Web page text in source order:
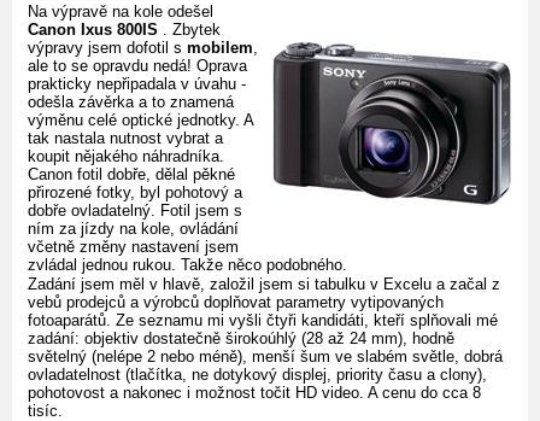
Na výpravě na kole odešel
Canon Ixus 800IS
. Zbytek
výpravy jsem dofotil s mobilem
ale to se opravdu nedá! Oprava
prakticky nepřipadala v úvahu -
odešla závěrka a to znamená
výměnu celé optické jednotky. A
tak nastala nutnost vybrat a
koupit nějakého náhradníka.
Canon fotil dobře, dělal pěkné
přirozené fotky, byl pohotový a
dobře ovladatelný. Fotil jsem s
ním za jízdy na kole, ovládání
včetně změny nastavení jsem
zvládal jednou rukou. Takže něco podobného.
Zadání jsem měl v hlavě, založil jsem si tabulku v Excelu a začal z
vebů prodejců a výrobců doplňovat parametry vytipovaných
fotoaparátů. Ze seznamu mi vyšli čtyři kandidáti, kteří splňovali mé
zadání: objektiv dostatečně širokoúhlý (28 až 24 mm), hodně
světelný (nelépe 2 nebo méně), menší šum ve slabém světle, dobrá
ovladatelnost (tlačítka, ne dotykový displej, priority času a clony),
pohotovost a nakonec i možnost točit HD video. A cenu do cca 8
tisíc.